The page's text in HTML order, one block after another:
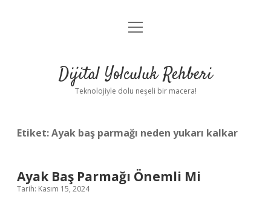
Anasayfa
Yasal Uyarı
menüyü
Dijital Yolculuk Rehberi
Teknolojiyle dolu neşeli bir macera!
Etiket:Ayak baş parmağı neden yukarı kalkar
Ayak Baş Parmağı Önemli Mi
Tarih: Kasım 15, 2024